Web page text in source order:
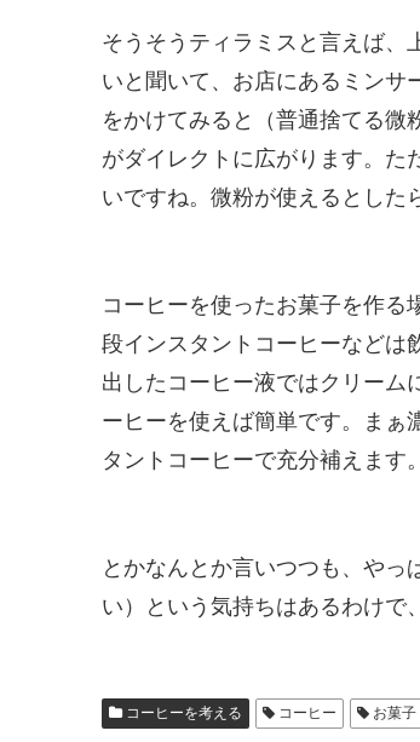
そうそうティラミスと言えば、
いと聞いて、お店にあるミンサ
をかけてみると（普通捨てる微
がダイレクトに広がります。た
いですね。微粉が使えるとした
コーヒーを使ったお菓子を作る
段インスタントコーヒーなどは
出したコーヒー液ではクリーム
ーヒーを使えば簡単です。まぁ
タントコーヒーで充分補えます。
とかなんとか言いつつも、やっ
い）という気持ちはあるわけで
コーヒーを考える コーヒー お菓子